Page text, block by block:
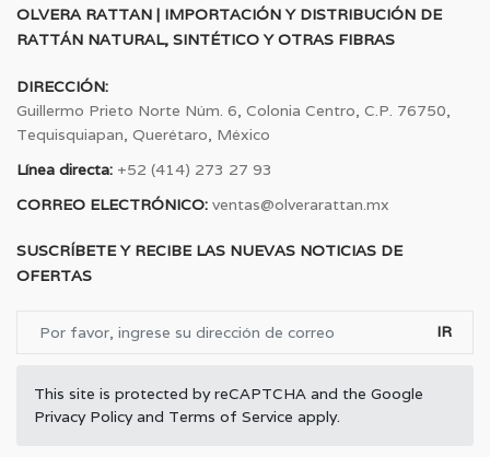
OLVERA RATTAN | IMPORTACIÓN Y DISTRIBUCIÓN DE
RATTÁN NATURAL, SINTÉTICO Y OTRAS FIBRAS
DIRECCIÓN:
Guillermo Prieto Norte Núm. 6, Colonia Centro, C.P. 76750,
Tequisquiapan, Querétaro, México
Línea directa: +52 (414) 273 27 93
CORREO ELECTRÓNICO: ventas@olverarattan.mx
SUSCRÍBETE Y RECIBE LAS NUEVAS NOTICIAS DE
OFERTAS
IR
This site is protected by reCAPTCHA and the Google
Privacy Policyand Terms of Service apply.